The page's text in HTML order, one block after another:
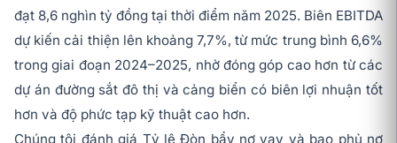
đạt 8,6 nghìn tỷ đồng tại thời điểm năm 2025. Biên EBITDA
dự kiến cải thiện lên khoảng 7,7%, từ mức trung bình 6,6%
trong giai đoạn 2024–2025, nhờ đóng góp cao hơn từ các
dự án đường sắt đô thị và cảng biển có biên lợi nhuận tốt
hơn và độ phức tạp kỹ thuật cao hơn.
Chúng tôi đánh giá Tỷ lệ Đòn bẩy nợ vay và bao phủ nợ